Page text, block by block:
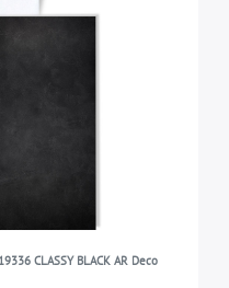
CLASSY BLACK AR Deco